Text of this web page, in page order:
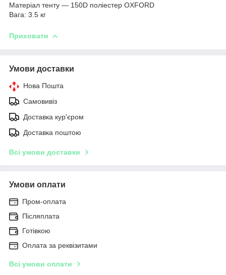
Матеріал тенту ― 150D поліестер OXFORD
Вага: 3.5 кг
Приховати
Умови доставки
Нова Пошта
Самовивіз
Доставка кур'єром
Доставка поштою
Всі умови доставки
Умови оплати
Пром-оплата
Післяплата
Готівкою
Оплата за реквізитами
Всі умови оплати